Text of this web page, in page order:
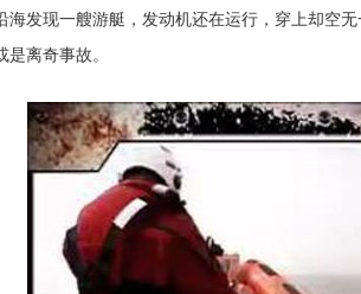
发现一艘游艇，发动机还在运行，穿上却空无
离奇事故。